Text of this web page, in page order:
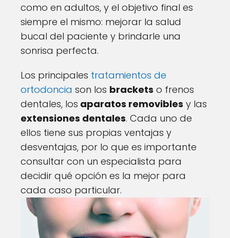
como en adultos, y el objetivo final es
siempre el mismo: mejorar la salud
bucal del paciente y brindarle una
sonrisa perfecta.
Los principales tratamientos de
ortodoncia son los brackets o frenos
dentales, los aparatos removibles y las
extensiones dentales. Cada uno de
ellos tiene sus propias ventajas y
desventajas, por lo que es importante
consultar con un especialista para
decidir qué opción es la mejor para
cada caso particular.